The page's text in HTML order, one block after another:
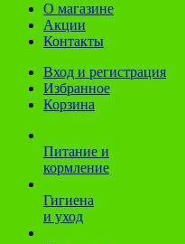
О магазине
Акции
Контакты
Вход и регистрация
Избранное
Корзина
Питание и
кормление
Гигиена
и уход